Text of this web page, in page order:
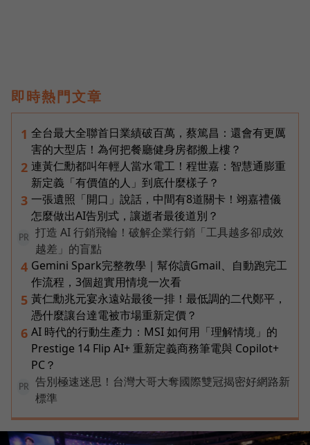
即時熱門文章
1 全台最大全聯首日業績破百萬，蔡篤昌：還會有更厲
害的大型店！為何把餐廳健身房都搬上樓？
2 連黃仁勳都叫年輕人當水電工！程世嘉：智慧通膨重
新定義「有價值的人」到底什麼樣子？
3 一張遺照「開口」說話，中間有8道關卡！翊嘉禮儀
怎麼做出AI告別式，讓逝者最後道別？
PR
打造 AI 行銷飛輪！破解企業行銷「工具越多卻成效
越差」的盲點
4 Gemini Spark完整教學｜幫你讀Gmail、自動跑完工
作流程，3個超實用情境一次看
5 黃仁勳兆元宴永遠站最後一排！最低調的二代鄭平，
憑什麼讓台達電被市場重新定價？
6 AI 時代的行動生產力：MSI 如何用「理解情境」的
Prestige 14 Flip AI+ 重新定義商務筆電與 Copilot+
PC？
PR
告別極速迷思！台灣大哥大奪國際雙冠揭密好網路新
標準